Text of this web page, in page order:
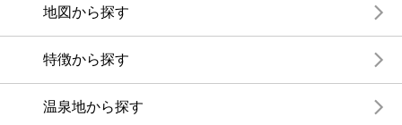
地図から探す
特徴から探す
温泉地から探す